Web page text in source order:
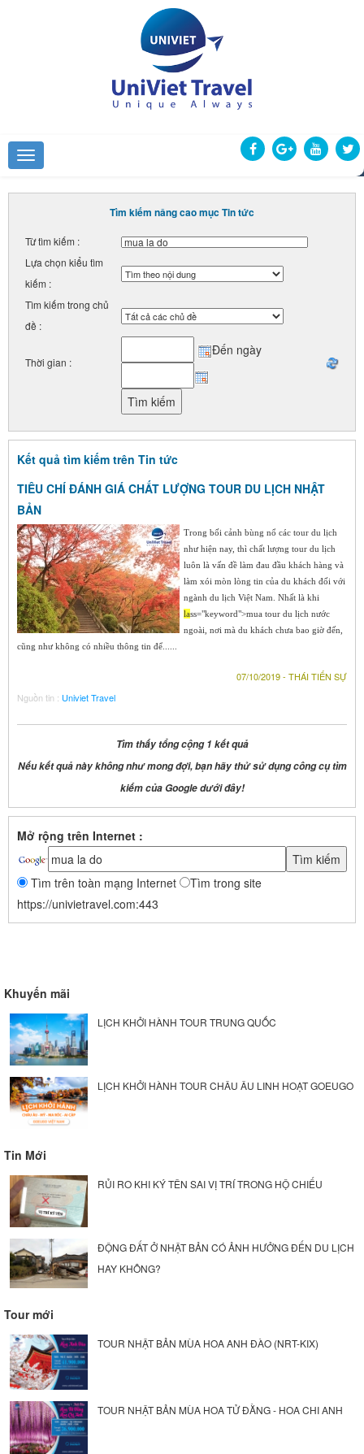
Tìm kiếm nâng cao mục Tin tức
Từ tìm kiếm :
Lựa chọn kiểu tìm
kiếm :
Tìm kiếm trong chủ
đề :
Thời gian :
Đến ngày
Kết quả tìm kiếm trên Tin tức
TIÊU CHÍ ĐÁNH GIÁ CHẤT LƯỢNG TOUR DU LỊCH NHẬT
BẢN
Trong bối cảnh bùng nổ các tour du lịch
như hiện nay, thì chất lượng tour du lịch
luôn là vấn đề làm đau đầu khách hàng và
làm xói mòn lòng tin của du khách đối với
ngành du lịch Việt Nam. Nhất là khi
lass="keyword">mua tour du lịch nước
ngoài, nơi mà du khách chưa bao giờ đến,
cũng như không có nhiều thông tin để......
07/10/2019 - THÁI TIẾN SỰ
Nguồn tin : Univiet Travel
Tìm thấy tổng cộng 1 kết quả
Nếu kết quả này không như mong đợi, bạn hãy thử sử dụng công cụ tìm
kiếm của Google dưới đây!
Mở rộng trên Internet :
Tìm trên toàn mạng Internet
Tìm trong site
https://univietravel.com:443
Khuyến mãi
LỊCH KHỞI HÀNH TOUR TRUNG QUỐC
LỊCH KHỞI HÀNH TOUR CHÂU ÂU LINH HOẠT GOEUGO
Tin Mới
RỦI RO KHI KÝ TÊN SAI VỊ TRÍ TRONG HỘ CHIẾU
ĐỘNG ĐẤT Ở NHẬT BẢN CÓ ẢNH HƯỞNG ĐẾN DU LỊCH
HAY KHÔNG?
Tour mới
TOUR NHẬT BẢN MÙA HOA ANH ĐÀO (NRT-KIX)
TOUR NHẬT BẢN MÙA HOA TỬ ĐẰNG - HOA CHI ANH